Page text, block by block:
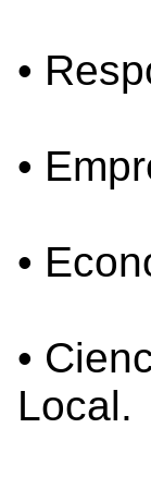
•
•
•
•
Local.